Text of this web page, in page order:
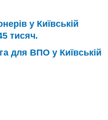
у Київській
тисяч.
для ВПО у Київській